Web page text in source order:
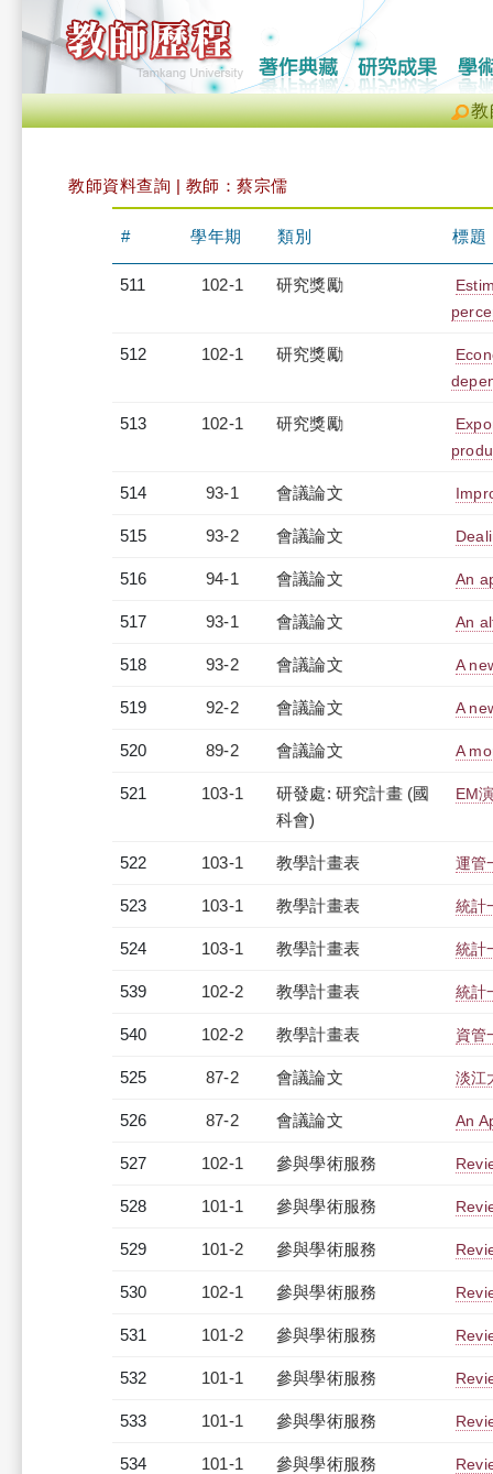
教
教師資料查詢 | 教師：蔡宗儒
# 學年期 類別 標題
511 102-1 研究獎勵
512 102-1 研究獎勵
513 102-1 研究獎勵
514 93-1 會議論文
515 93-2 會議論文
516 94-1 會議論文 An
517 93-1 會議論文 An
518 93-2 會議論文 A
519 92-2 會議論文 A
520 89-2 會議論文 A
521 103-1
研發處: 研究計畫 (國
科會)
EM
522 103-1 教學計畫表 運管
523 103-1 教學計畫表 統計
524 103-1 教學計畫表 統計
539 102-2 教學計畫表 統計
540 102-2 教學計畫表 資管
525 87-2 會議論文 淡江
526 87-2 會議論文 An
527 102-1 參與學術服務
528 101-1 參與學術服務
529 101-2 參與學術服務
530 102-1 參與學術服務
531 101-2 參與學術服務
532 101-1 參與學術服務
533 101-1 參與學術服務
534 101-1 參與學術服務